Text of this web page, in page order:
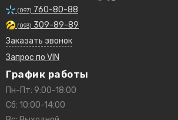
(097) 760-80-88
(093) 309-89-89
Заказать звонок
Запрос по VIN
График работы
Пн-Пт: 9:00-18:00
Сб: 10:00-14:00